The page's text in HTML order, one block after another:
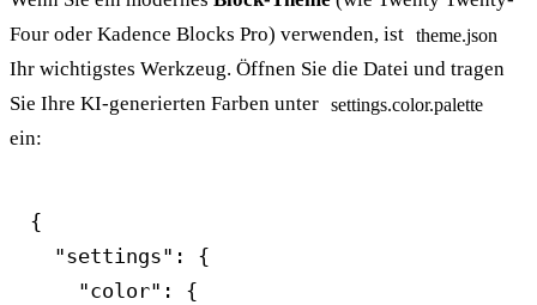
Four oder Kadence Blocks Pro) verwenden, ist
theme.json
Ihr wichtigstes Werkzeug. Öffnen Sie die Datei und tragen
Sie Ihre KI-generierten Farben unter
settings.color.palette
ein:
{
  "settings": {
    "color": {